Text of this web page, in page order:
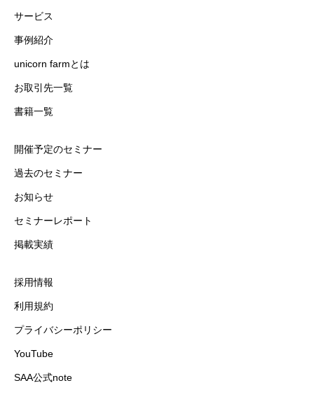
サービス
事例紹介
unicorn farmとは
お取引先一覧
書籍一覧
開催予定のセミナー
過去のセミナー
お知らせ
セミナーレポート
掲載実績
採用情報
利用規約
プライバシーポリシー
YouTube
SAA公式note